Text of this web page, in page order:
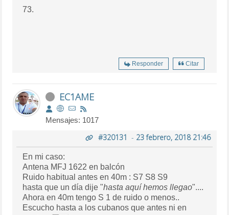
73.
Responder Citar
EC1AME
Mensajes: 1017
#320131 - 23 febrero, 2018 21:46
En mi caso:
Antena MFJ 1622 en balcón
Ruido habitual antes en 40m : S7 S8 S9
hasta que un día dije "hasta aquí hemos llegao"....
Ahora en 40m tengo S 1 de ruido o menos..
Escucho hasta a los cubanos que antes ni en